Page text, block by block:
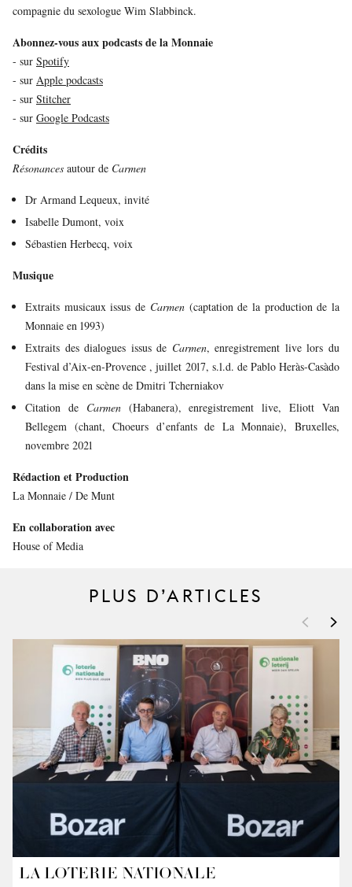
compagnie du sexologue Wim Slabbinck.
Abonnez-vous aux podcasts de la Monnaie
- sur Spotify
- sur Apple podcasts
- sur Stitcher
- sur Google Podcasts
Crédits
Résonances autour de Carmen
Dr Armand Lequeux, invité
Isabelle Dumont, voix
Sébastien Herbecq, voix
Musique
Extraits musicaux issus de Carmen(captation de la production de la
Monnaie en 1993)
Extraits des dialogues issus de Carmen, enregistrement live lors du
Festival d’Aix-en-Provence , juillet 2017, s.l.d. de Pablo Heràs-Casàdo
dans la mise en scène de Dmitri Tcherniakov
Citation de Carmen(Habanera), enregistrement live, Eliott Van
Bellegem (chant, Choeurs d’enfants de La Monnaie), Bruxelles,
novembre 2021
Rédaction et Production
La Monnaie / De Munt
En collaboration avec
House of Media
PLUS D’ARTICLES
< >
LA LOTERIE NATIONALE